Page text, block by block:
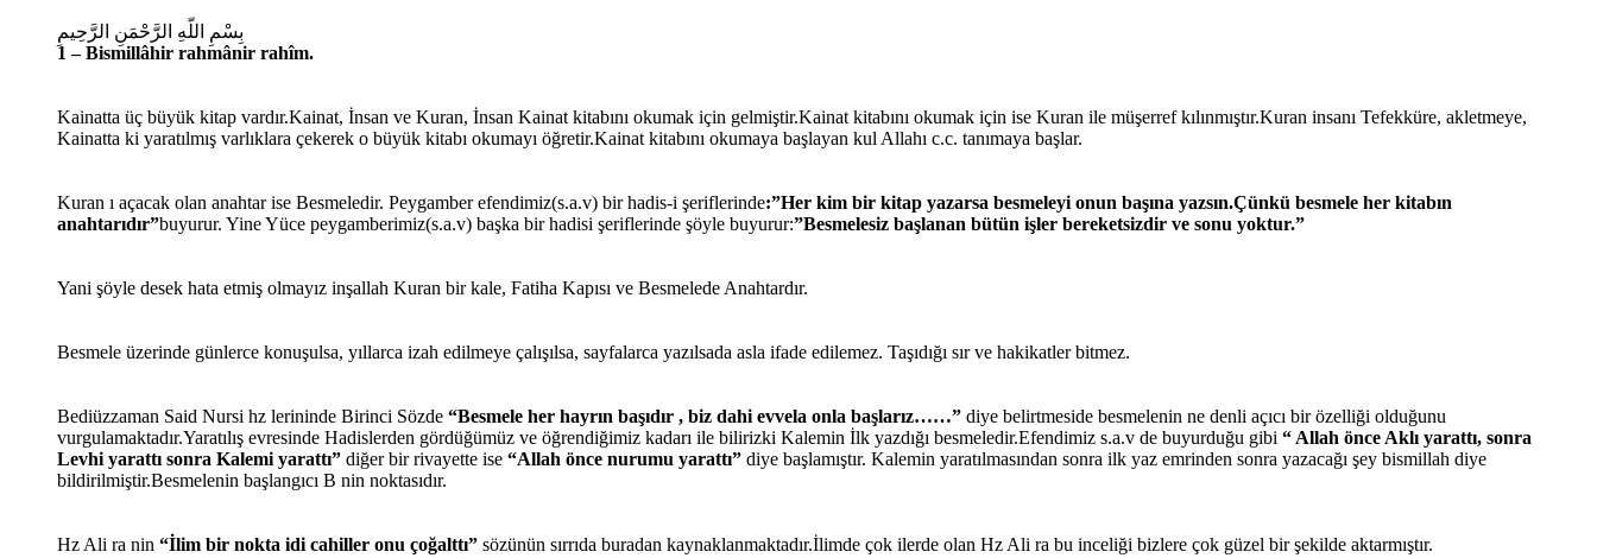
بِسْمِ اللّهِ الرَّحْمَنِ الرَّحِيمِ
1 – Bismillâhir rahmânir rahîm.
Kainatta üç büyük kitap vardır.Kainat, İnsan ve Kuran, İnsan Kainat kitabını okumak için gelmiştir.Kainat kitabını okumak için ise Kuran ile müşerref kılınmıştır.Kuran insanı Tefekküre, akletmeye,
Kainatta ki yaratılmış varlıklara çekerek o büyük kitabı okumayı öğretir.Kainat kitabını okumaya başlayan kul Allahı c.c. tanımaya başlar.
Kuran ı açacak olan anahtar ise Besmeledir. Peygamber efendimiz(s.a.v) bir hadis-i şeriflerinde:”Her kim bir kitap yazarsa besmeleyi onun başına yazsın.Çünkü besmele her kitabın
anahtarıdır”buyurur. Yine Yüce peygamberimiz(s.a.v) başka bir hadisi şeriflerinde şöyle buyurur:”Besmelesiz başlanan bütün işler bereketsizdir ve sonu yoktur.”
Yani şöyle desek hata etmiş olmayız inşallah Kuran bir kale, Fatiha Kapısı ve Besmelede Anahtardır.
Besmele üzerinde günlerce konuşulsa, yıllarca izah edilmeye çalışılsa, sayfalarca yazılsada asla ifade edilemez. Taşıdığı sır ve hakikatler bitmez.
Bediüzzaman Said Nursi hz lerininde Birinci Sözde “Besmele her hayrın başıdır , biz dahi evvela onla başlarız……” diye belirtmeside besmelenin ne denli açıcı bir özelliği olduğunu
vurgulamaktadır.Yaratılış evresinde Hadislerden gördüğümüz ve öğrendiğimiz kadarı ile bilirizki Kalemin İlk yazdığı besmeledir.Efendimiz s.a.v de buyurduğu gibi “ Allah önce Aklı yarattı, sonra
Levhi yarattı sonra Kalemi yarattı” diğer bir rivayette ise “Allah önce nurumu yarattı” diye başlamıştır. Kalemin yaratılmasından sonra ilk yaz emrinden sonra yazacağı şey bismillah diye
bildirilmiştir.Besmelenin başlangıcı B nin noktasıdır.
Hz Ali ra nin “İlim bir nokta idi cahiller onu çoğalttı” sözünün sırrıda buradan kaynaklanmaktadır.İlimde çok ilerde olan Hz Ali ra bu inceliği bizlere çok güzel bir şekilde aktarmıştır.